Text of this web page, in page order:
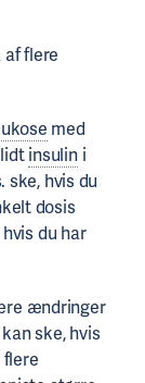
af flere
med
insulini
ske, hvis du
dosis
du har
ændringer
ske, hvis